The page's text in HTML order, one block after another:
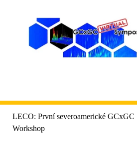
LECO: První severoamerické GCxGC
Workshop